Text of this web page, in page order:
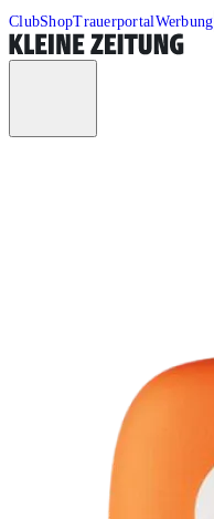
ClubShopTrauerportalWerbung